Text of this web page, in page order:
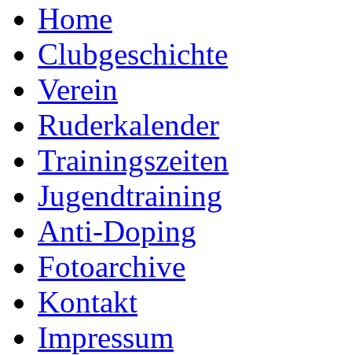
Home
Clubgeschichte
Verein
Ruderkalender
Trainingszeiten
Jugendtraining
Anti-Doping
Fotoarchive
Kontakt
Impressum